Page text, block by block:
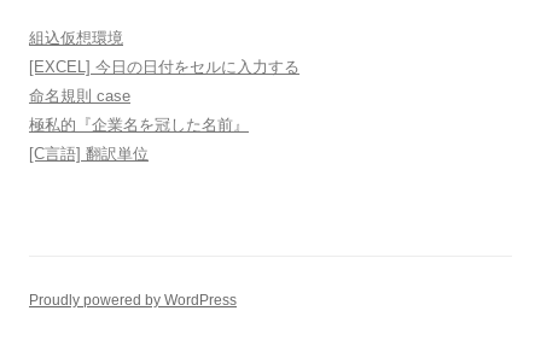
組込仮想環境
[EXCEL] 今日の日付をセルに入力する
命名規則 case
極私的『企業名を冠した名前』
[C言語] 翻訳単位
Proudly powered by WordPress